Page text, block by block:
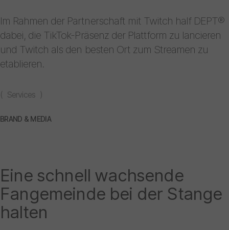
( Services )
BRAND & MEDIA
Im Rahmen der Partnerschaft mit Twitch half DEPT®
dabei, die TikTok-Präsenz der Plattform zu lancieren
und Twitch als den besten Ort zum Streamen zu
etablieren.
Eine schnell wachsende
Fangemeinde bei der Stange
halten